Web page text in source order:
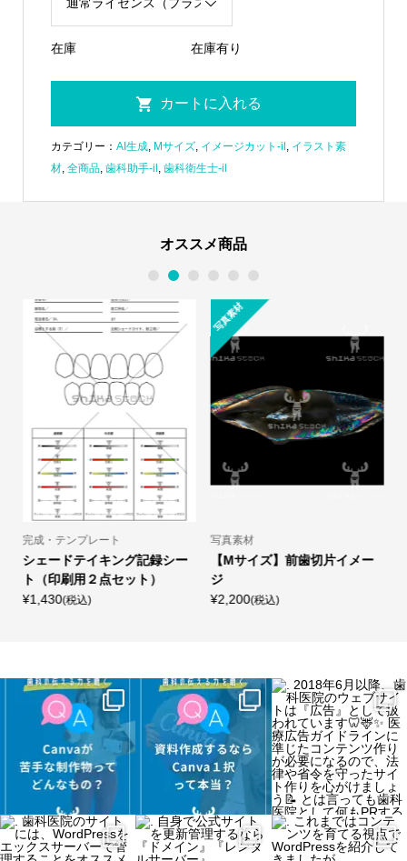
在庫 在庫有り
カテゴリー： AI生成, Mサイズ, イメージカット-il イラスト素
材, 全商品, 歯科助手-il 歯科衛生士-il
オススメ商品
完成・テンプレート
シェードテイキング記録シー
ト（印刷用２点セット）
¥1,430(税込)
写真素材
写真素材
【Mサイズ】前歯切片イメー
ジ
¥2,200(税込)
1 2 3 4 5 6